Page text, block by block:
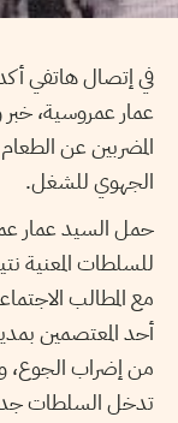
في إتصال هاتفي
عمار عمروسية،
المضربين عن
الجهوي للشغل.
حمل السيد عمار
للسلطات المعنية
مع المطالب
أحد المعتصمين
من إضراب الجوع،
تدخل السلطات